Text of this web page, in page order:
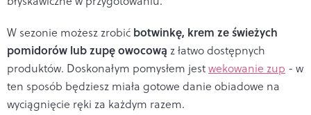
W sezonie możesz zrobić botwinkę, krem ze świeżych
pomidorów lub zupę owocową z łatwo dostępnych
produktów. Doskonałym pomysłem jestwekowanie zup - w
ten sposób będziesz miała gotowe danie obiadowe na
wyciągnięcie ręki za każdym razem.